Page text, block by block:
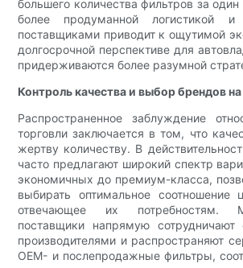
большего количества фильтров за один
более продуманной логистикой
поставщиками приводит к ощутимой
долгосрочной перспективе для
придерживаются более разумной
Контроль качества и выбор брендов
Распространенное заблуждение
торговли заключается в том, что
жертву количеству. В
часто предлагают широкий спектр
экономичных до премиум-класса,
выбирать оптимальное соотношение
отвечающее их потребностям.
поставщики напрямую сотрудничают
производителями и распространяют
OEM- и послепродажные фильтры,